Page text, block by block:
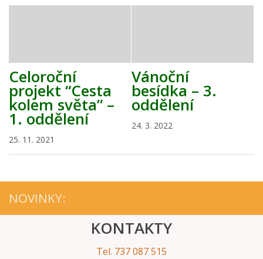
Celoroční
projekt “Cesta
kolem světa” –
1. oddělení
25. 11. 2021
Vánoční
besídka – 3.
oddělení
24. 3. 2022
NOVINKY:
KONTAKTY
Tel. 737 087 515